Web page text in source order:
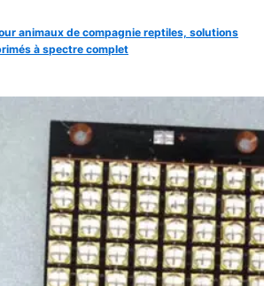
animaux de compagnie reptiles, solutions
à spectre complet